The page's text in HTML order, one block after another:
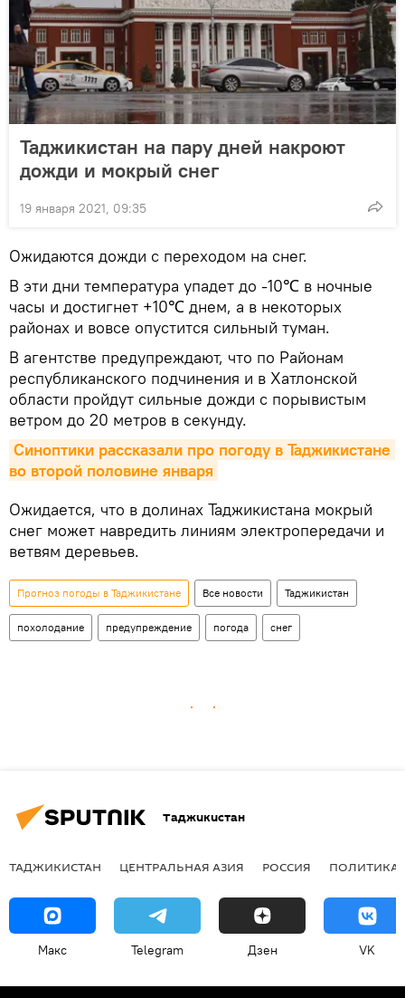
Таджикистан на пару дней накроют
дожди и мокрый снег
19 января 2021, 09:35
Ожидаются дожди с переходом на снег.
В эти дни температура упадет до -10℃ в ночные
часы и достигнет +10℃ днем, а в некоторых
районах и вовсе опустится сильный туман.
В агентстве предупреждают, что по Районам
республиканского подчинения и в Хатлонской
области пройдут сильные дожди с порывистым
ветром до 20 метров в секунду.
Синоптики рассказали про погоду в Таджикистане
во второй половине января
Ожидается, что в долинах Таджикистана мокрый
снег может навредить линиям электропередачи и
ветвям деревьев.
Прогноз погоды в Таджикистане Все новости Таджикистан
похолодание предупреждение погода снег
Таджикистан
ТАДЖИКИСТАН ЦЕНТРАЛЬНАЯ АЗИЯ РОССИЯ ПОЛИТИКА
Макс Telegram Дзен VK